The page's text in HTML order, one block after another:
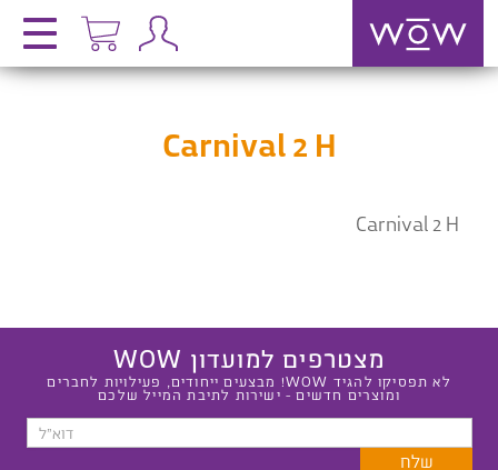
Carnival 2 H
Carnival 2 H
מצטרפים למועדון WOW
לא תפסיקו להגיד WOW! מבצעים ייחודים, פעילויות לחברים
ומוצרים חדשים - ישירות לתיבת המייל שלכם